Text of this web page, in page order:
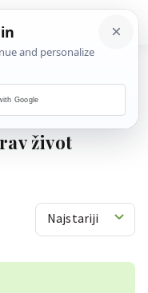
život
Najstariji
Google